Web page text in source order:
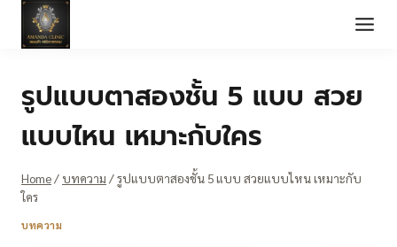
Skip
content
รูปแบบตาสองชั้น 5 แบบ สวย
แบบไหน เหมาะกับใคร
Home / บทความ /รูปแบบตาสองชั้น 5 แบบ สวยแบบไหน เหมาะกับ
ใคร
บทความ